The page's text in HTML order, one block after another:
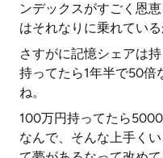
ンデックスがすごく恩
はそれなりに乗れてい
さすがに記憶シェアは
持ってたら1年半で50倍
ね。
100万円持ってたら
なんで、そんな上手く